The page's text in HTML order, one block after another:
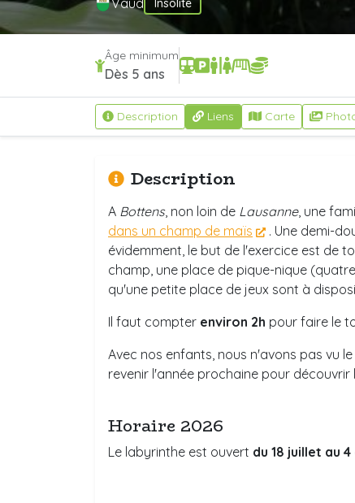
Insolite
Âge minimum
Dès 5 ans
Description Liens Carte
Description
A Bottens, non loin de Lausanne, une
dans un champ de maïs
. Une demi-
évidemment, le but de l'exercice est de
champ, une place de pique-nique
qu'une petite place de jeux sont à
Il faut compter environ 2h pour faire le
Avec nos enfants, nous n'avons pas vu
revenir l'année prochaine pour découvrir
Horaire 2026
Le labyrinthe est ouvert du 18 juillet au